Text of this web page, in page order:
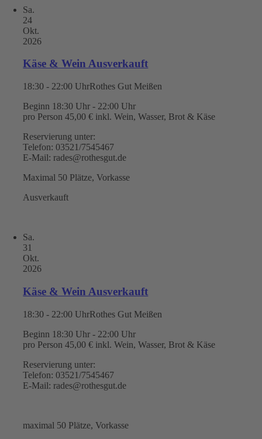
Sa.
24
Okt.
2026
Käse & Wein Ausverkauft
18:30 - 22:00 UhrRothes Gut Meißen
Beginn 18:30 Uhr - 22:00 Uhr
pro Person 45,00 € inkl. Wein, Wasser, Brot & Käse
Reservierung unter:
Telefon: 03521/7545467
E-Mail: rades@rothesgut.de
Maximal 50 Plätze, Vorkasse
Ausverkauft
Sa.
31
Okt.
2026
Käse & Wein Ausverkauft
18:30 - 22:00 UhrRothes Gut Meißen
Beginn 18:30 Uhr - 22:00 Uhr
pro Person 45,00 € inkl. Wein, Wasser, Brot & Käse
Reservierung unter:
Telefon: 03521/7545467
E-Mail: rades@rothesgut.de
maximal 50 Plätze, Vorkasse